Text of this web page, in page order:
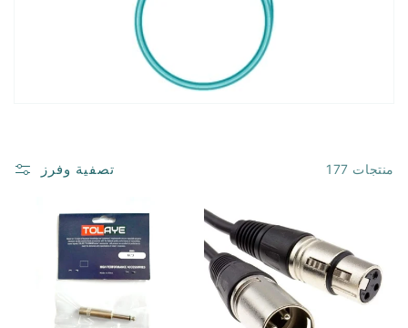
تصفية وفرز 177 منتجات